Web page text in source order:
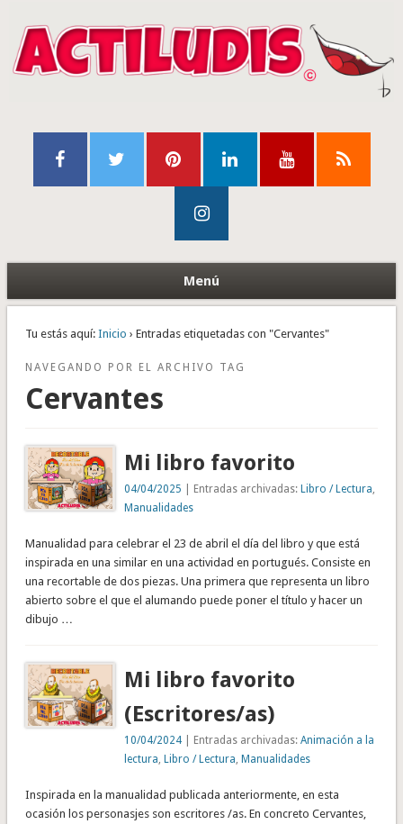
Menú
Tu estás aquí: Inicio › Entradas etiquetadas con "Cervantes"
NAVEGANDO POR EL ARCHIVO TAG
Cervantes
Mi libro favorito
04/04/2025 | Entradas archivadas:Libro / Lectura
Manualidades
Manualidad para celebrar el 23 de abril el día del libro y que está
inspirada en una similar en una actividad en portugués. Consiste en
una recortable de dos piezas. Una primera que representa un libro
abierto sobre el que el alumando puede poner el título y hacer un
dibujo …
Mi libro favorito
(Escritores/as)
10/04/2024 | Entradas archivadas:Animación a la
lectura ,Libro / Lectura ,Manualidades
Inspirada en la manualidad publicada anteriormente, en esta
ocasión los personasjes son escritores /as. En concreto Cervantes,